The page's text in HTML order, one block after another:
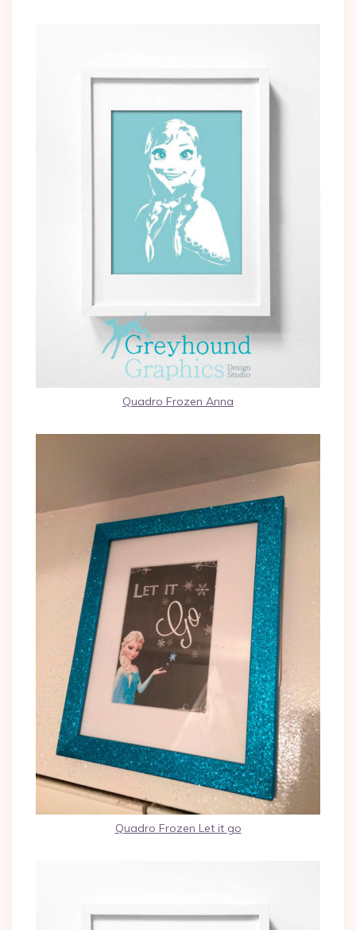
Quadro Frozen Anna
Quadro Frozen Let it go